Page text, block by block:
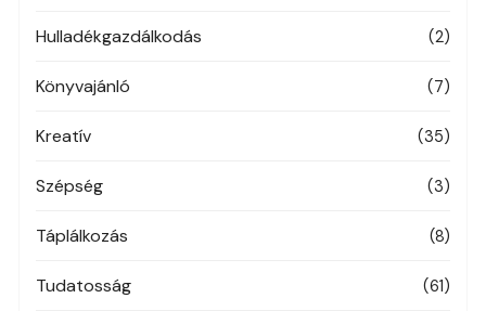
Hulladékgazdálkodás (2)
Könyvajánló (7)
Kreatív (35)
Szépség (3)
Táplálkozás (8)
Tudatosság (61)